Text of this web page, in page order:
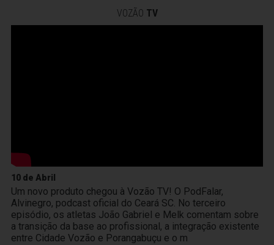
VOZÃO TV
10 de Abril
Um novo produto chegou à Vozão TV! O PodFalar,
Alvinegro, podcast oficial do Ceará SC. No terceiro
episódio, os atletas João Gabriel e Melk comentam sobre
a transição da base ao profissional, a integração existente
entre Cidade Vozão e Porangabuçu e o m